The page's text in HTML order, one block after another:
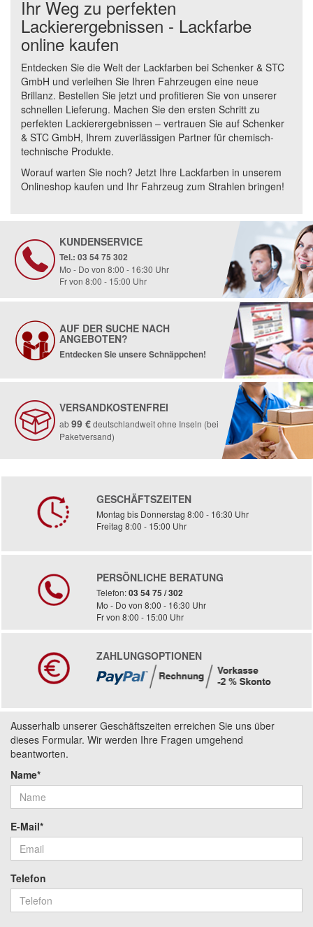
Ihr Weg zu perfekten
Lackierergebnissen - Lackfarbe
online kaufen
Entdecken Sie die Welt der Lackfarben bei Schenker & STC
GmbH und verleihen Sie Ihren Fahrzeugen eine neue
Brillanz. Bestellen Sie jetzt und profitieren Sie von unserer
schnellen Lieferung. Machen Sie den ersten Schritt zu
perfekten Lackierergebnissen – vertrauen Sie auf Schenker
& STC GmbH, Ihrem zuverlässigen Partner für chemisch-
technische Produkte.
Worauf warten Sie noch? Jetzt Ihre Lackfarben in unserem
Onlineshop kaufen und Ihr Fahrzeug zum Strahlen bringen!
KUNDENSERVICE
Tel.: 03 54 75 302
Mo - Do von 8:00 - 16:30 Uhr
Fr von 8:00 - 15:00 Uhr
AUF DER SUCHE NACH
ANGEBOTEN?
Entdecken Sie unsere Schnäppchen!
VERSANDKOSTENFREI
ab99 €deutschlandweit ohne Inseln (bei
Paketversand)
GESCHÄFTSZEITEN
Montag bis Donnerstag 8:00 - 16:30 Uhr
Freitag 8:00 - 15:00 Uhr
PERSÖNLICHE BERATUNG
Telefon:03 54 75 / 302
Mo - Do von 8:00 - 16:30 Uhr
Fr von 8:00 - 15:00 Uhr
ZAHLUNGSOPTIONEN
Ausserhalb unserer Geschäftszeiten erreichen Sie uns über
dieses Formular. Wir werden Ihre Fragen umgehend
beantworten.
Name*
E-Mail*
Telefon